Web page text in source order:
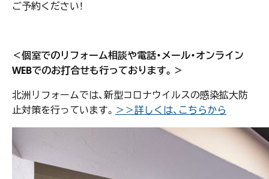
ご予約ください！
＜個室でのリフォーム相談や電話・メール・オンライン
WEBでのお打合せも行っております。＞
北洲リフォームでは、新型コロナウイルスの感染拡大防
止対策を行っています。 ＞＞詳しくは、こちらから